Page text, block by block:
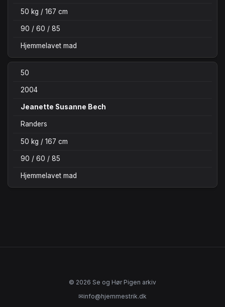
50 kg / 167 cm
90 / 60 / 85
Hjemmelavet mad
50
2004
Jeanette Susanne Bech
Randers
50 kg / 167 cm
90 / 60 / 85
Hjemmelavet mad
© 2026 Se og Hør Pigen arkiv
✉info@hjemmestrik.dk